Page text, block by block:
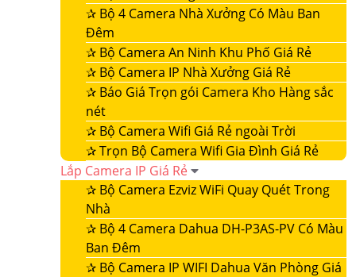
✰ Bộ 4 Camera Nhà Xưởng Có Màu Ban
Đêm
✰ Bộ Camera An Ninh Khu Phố Giá Rẻ
✰ Bộ Camera IP Nhà Xưởng Giá Rẻ
✰ Báo Giá Trọn gói Camera Kho Hàng sắc
nét
✰ Bộ Camera Wifi Giá Rẻ ngoài Trời
✰Trọn Bộ Camera Wifi Gia Đình Giá Rẻ
Lắp Camera IP Giá Rẻ
✰ Bộ Camera Ezviz WiFi Quay Quét Trong
Nhà
✰ Bộ 4 Camera Dahua DH-P3AS-PV Có Màu
Ban Đêm
✰ Bộ Camera IP WIFI Dahua Văn Phòng Giá